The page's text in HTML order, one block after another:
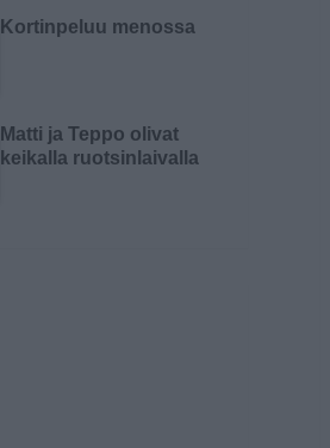
Kortinpeluu menossa
Matti ja Teppo olivat
keikalla ruotsinlaivalla